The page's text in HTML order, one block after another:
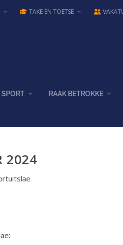
TAKE EN TOETSE
SPORT RAAK BETROKKE
2024